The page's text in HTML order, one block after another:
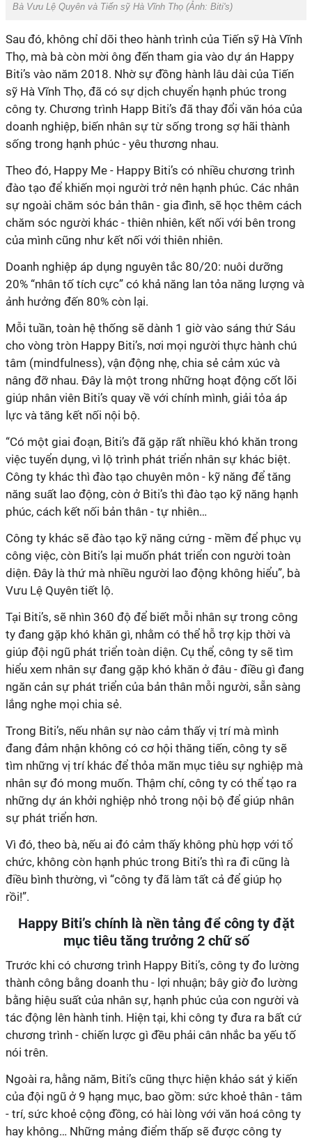
Bà Vưu Lệ Quyên và Tiến sỹ Hà Vĩnh Thọ (Ảnh: Biti's)
Sau đó, không chỉ dõi theo hành trình của Tiến sỹ Hà Vĩnh
Thọ, mà bà còn mời ông đến tham gia vào dự án Happy
Biti’s vào năm 2018. Nhờ sự đồng hành lâu dài của Tiến
sỹ Hà Vĩnh Thọ, đã có sự dịch chuyển hạnh phúc trong
công ty. Chương trình Happ Biti’s đã thay đổi văn hóa của
doanh nghiệp, biến nhân sự từ sống trong sợ hãi thành
sống trong hạnh phúc - yêu thương nhau.
Theo đó, Happy Me - Happy Biti’s có nhiều chương trình
đào tạo để khiến mọi người trở nên hạnh phúc. Các nhân
sự ngoài chăm sóc bản thân - gia đình, sẽ học thêm cách
chăm sóc người khác - thiên nhiên, kết nối với bên trong
của mình cũng như kết nối với thiên nhiên.
Doanh nghiệp áp dụng nguyên tắc 80/20: nuôi dưỡng
20% “nhân tố tích cực” có khả năng lan tỏa năng lượng và
ảnh hưởng đến 80% còn lại.
Mỗi tuần, toàn hệ thống sẽ dành 1 giờ vào sáng thứ Sáu
cho vòng tròn Happy Biti’s, nơi mọi người thực hành chú
tâm (mindfulness), vận động nhẹ, chia sẻ cảm xúc và
nâng đỡ nhau. Đây là một trong những hoạt động cốt lõi
giúp nhân viên Biti’s quay về với chính mình, giải tỏa áp
lực và tăng kết nối nội bộ.
“Có một giai đoạn, Biti’s đã gặp rất nhiều khó khăn trong
việc tuyển dụng, vì lộ trình phát triển nhân sự khác biệt.
Công ty khác thì đào tạo chuyên môn - kỹ năng để tăng
năng suất lao động, còn ở Biti’s thì đào tạo kỹ năng hạnh
phúc, cách kết nối bản thân - tự nhiên…
Công ty khác sẽ đào tạo kỹ năng cứng - mềm để phục vụ
công việc, còn Biti’s lại muốn phát triển con người toàn
diện. Đây là thứ mà nhiều người lao động không hiểu”, bà
Vưu Lệ Quyên tiết lộ.
Tại Biti’s, sẽ nhìn 360 độ để biết mỗi nhân sự trong công
ty đang gặp khó khăn gì, nhằm có thể hỗ trợ kịp thời và
giúp đội ngũ phát triển toàn diện. Cụ thể, công ty sẽ tìm
hiểu xem nhân sự đang gặp khó khăn ở đâu - điều gì đang
ngăn cản sự phát triển của bản thân mỗi người, sẵn sàng
lắng nghe mọi chia sẻ.
Trong Biti’s, nếu nhân sự nào cảm thấy vị trí mà mình
đang đảm nhận không có cơ hội thăng tiến, công ty sẽ
tìm những vị trí khác để thỏa mãn mục tiêu sự nghiệp mà
nhân sự đó mong muốn. Thậm chí, công ty có thể tạo ra
những dự án khởi nghiệp nhỏ trong nội bộ để giúp nhân
sự phát triển hơn.
Vì đó, theo bà, nếu ai đó cảm thấy không phù hợp với tổ
chức, không còn hạnh phúc trong Biti’s thì ra đi cũng là
điều bình thường, vì “công ty đã làm tất cả để giúp họ
rồi!”.
Happy Biti’s chính là nền tảng để công ty đặt
mục tiêu tăng trưởng 2 chữ số
Trước khi có chương trình Happy Biti’s, công ty đo lường
thành công bằng doanh thu - lợi nhuận; bây giờ đo lường
bằng hiệu suất của nhân sự, hạnh phúc của con người và
tác động lên hành tinh. Hiện tại, khi công ty đưa ra bất cứ
chương trình - chiến lược gì đều phải cân nhắc ba yếu tố
nói trên.
Ngoài ra, hằng năm, Biti’s cũng thực hiện khảo sát ý kiến
của đội ngũ ở 9 hạng mục, bao gồm: sức khoẻ thân - tâm
- trí, sức khoẻ cộng đồng, có hài lòng với văn hoá công ty
hay không… Những mảng điểm thấp sẽ được công ty